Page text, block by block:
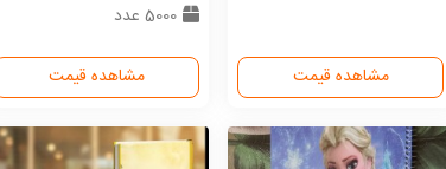
مشاهده قیمت
5000 عدد
مشاهده قیمت